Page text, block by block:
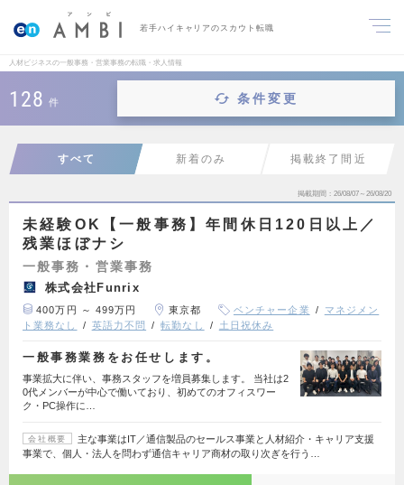
若手ハイキャリアのスカウト転職
人材ビジネスの一般事務・営業事務の転職・求人情報
128 件 条件変更
すべて 新着のみ 掲載終了間近
掲載期間 26/08/07～26/08/20
未経験OK【一般事務】年間休日120日以上／
残業ほぼナシ
一般事務・営業事務
株式会社Funrix
400万円 ～ 499万円 東京都 ベンチャー企業
マネジメン
ト業務なし
英語力不問 転勤なし 土日祝休み
一般事務業務をお任せします。
事業拡大に伴い、事務スタッフを増員募集します。 当社は2
0代メンバーが中心で働いており、初めてのオフィスワー
ク・PC操作に…
会社概要
主な事業はIT／通信製品のセールス事業と人材紹介・キャリア支援
事業で、個人・法人を問わず通信キャリア商材の取り次ぎを行う…